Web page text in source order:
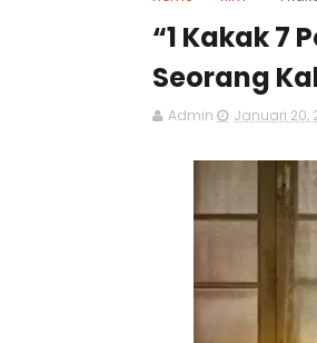
“1 Kakak 7
Seorang
Admin Januari 20,